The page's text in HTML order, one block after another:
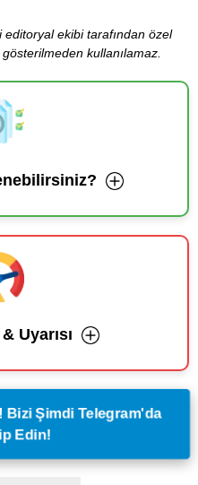
ekibi tarafından özel
kullanılamaz.
Uyarısı
Bizi Şimdi Telegram'da
Edin!